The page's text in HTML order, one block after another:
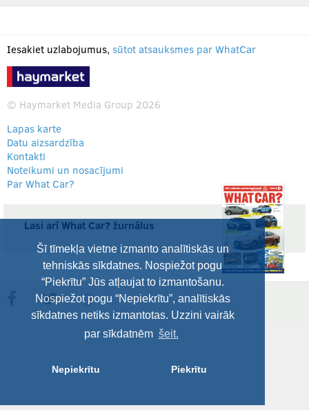
Šī tīmekļa vietne izmanto analītiskās un
tehniskās sīkdatnes. Nospiežot pogu
“Piekrītu” Jūs atļaujat to izmantošanu.
Nospiežot pogu “Nepiekrītu”, analītiskās
sīkdatnes netiks izmantotas. Uzzini vairāk
par sīkdatnēm šeit.
Nepiekrītu Piekrītu
Iesakiet uzlabojumus, sūtot atsauksmes par WhatCar
© Haymarket Media Group 2026
Lapas karte
Datu aizsardzība
Kontakti
Noteikumi un nosacījumi
Par What Car?
Lasi arī What Car? žurnālus